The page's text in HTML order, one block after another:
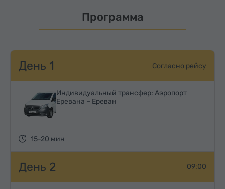
Программа
День 1 Согласно рейсу
Индивидуальный трансфер: Аэропорт
Еревана – Ереван
15-20 мин
День 2 09:00